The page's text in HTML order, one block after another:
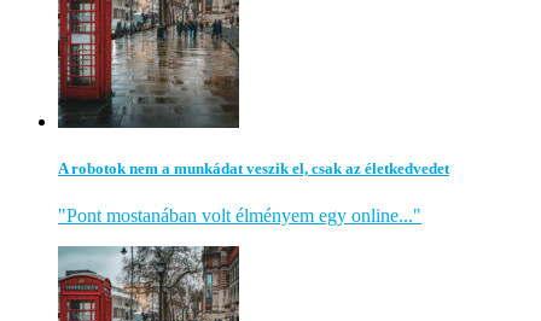
A robotok nem a munkádat veszik el, csak az életkedvedet
"Pont mostanában volt élményem egy online..."